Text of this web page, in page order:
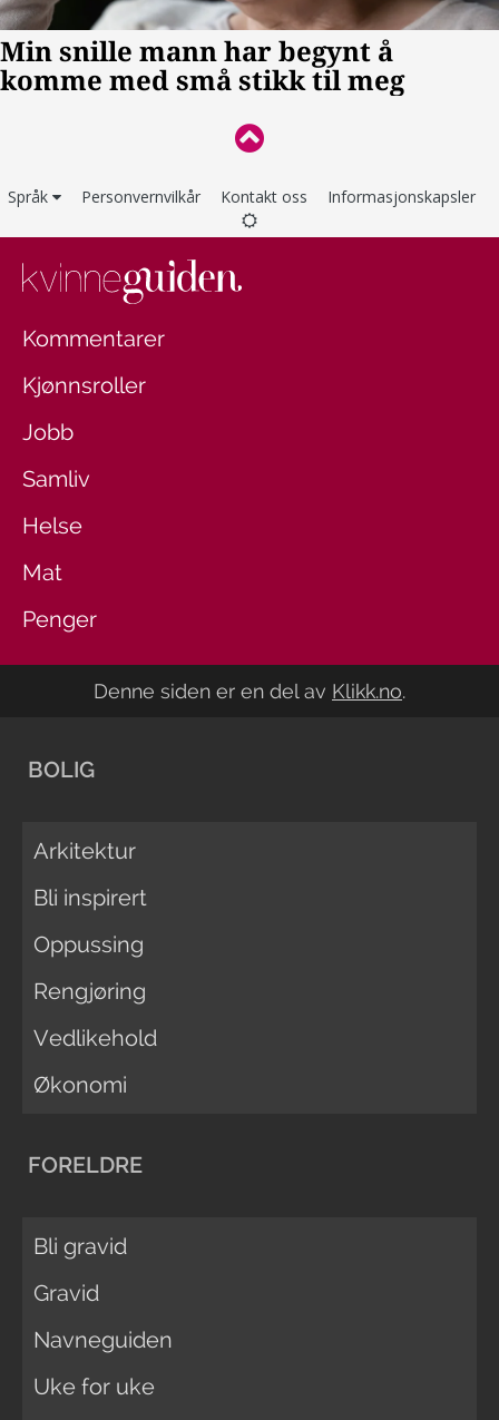
Språk Personvernvilkår Kontakt oss Informasjonskapsler
Kommentarer
Kjønnsroller
Jobb
Samliv
Helse
Mat
Penger
Denne siden er en del av Klikk.no.
BOLIG
Arkitektur
Bli inspirert
Oppussing
Rengjøring
Vedlikehold
Økonomi
FORELDRE
Bli gravid
Gravid
Navneguiden
Uke for uke